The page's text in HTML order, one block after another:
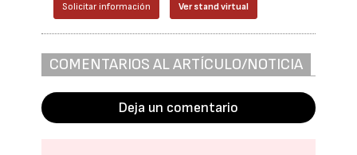
Solicitar información Ver stand virtual
COMENTARIOS AL ARTÍCULO/NOTICIA
Deja un comentario